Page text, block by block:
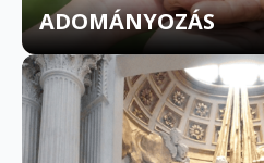
ADOMÁNYOZÁS